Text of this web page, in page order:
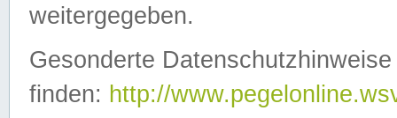
weitergegeben.
Gesonderte
finden: http://